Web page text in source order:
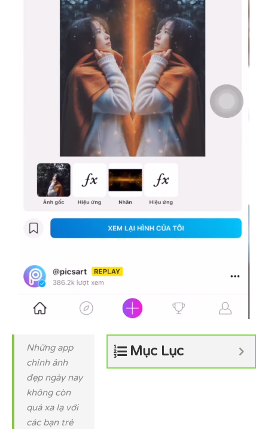
Mục Lục
Những app
chỉnh ảnh
đẹp ngày nay
không còn
quá xa lạ với
các bạn trẻ